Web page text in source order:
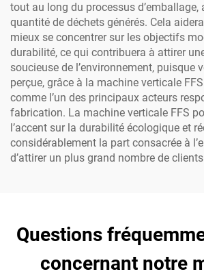
tout au long du processus d’emballage,
quantité de déchets générés. Cela
mieux se concentrer sur les objectifs
durabilité, ce qui contribuera à attirer
soucieuse de l’environnement, puisque
perçue, grâce à la machine verticale
comme l’un des principaux acteurs
fabrication. La machine verticale FFS
l’accent sur la durabilité écologique et
considérablement la part consacrée à
d’attirer un plus grand nombre de
Questions
concernant notre